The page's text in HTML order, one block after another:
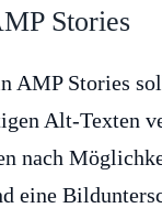
Stories
AMP Stories
Alt-Texten
nach
eine